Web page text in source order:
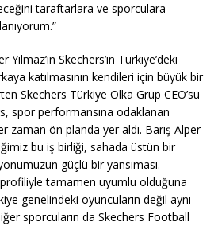
taraftarlara ve sporculara
Skechers’ın Türkiye’deki
katılmasının kendileri için büyük bir
Skechers Türkiye Olka Grup CEO’su
spor performansına odaklanan
zaman ön planda yer aldı. Barış Alper
bu iş birliği, sahada üstün bir
güçlü bir yansıması.
profiliyle tamamen uyumlu olduğuna
genelindeki oyuncuların değil aynı
sporcuların da Skechers Football